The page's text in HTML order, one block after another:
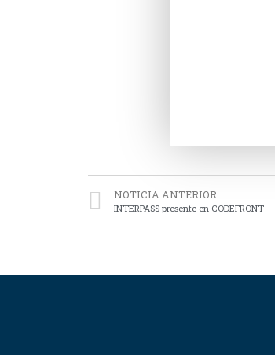
NOTICIA ANTERIOR
INTERPASS presente en CODEFRONT